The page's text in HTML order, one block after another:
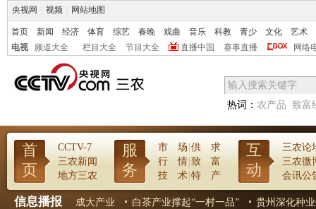
央视网 视频 网站地图
首页 新闻 经济 体育 综艺 春晚 戏曲 音乐 科教 青少 文化
艺术
电视
频道大全 栏目大全 节目大全 直播中国 赛事直播 网络
热词： 农产品 致富
首
页
CCTV-7
三农新闻
地方三农
服
务
市 场 供 求
行 情 致 富
技 术 特 产
互
动
三农论
三农微
会讯公
信息播报
村把小瓜子做成大产业 白茶产业撑起“一村一品” 贵州深化种业